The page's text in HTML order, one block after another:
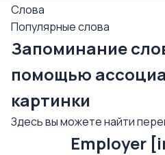
Слова
Популярные слова
Запоминание
помощью
картинки
Здесь вы можете найти
Employer